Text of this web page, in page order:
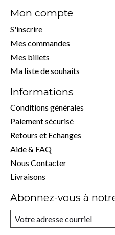
Mon compte
S'inscrire
Mes commandes
Mes billets
Ma liste de souhaits
Informations
Conditions générales
Paiement sécurisé
Retours et Echanges
Aide & FAQ
Nous Contacter
Livraisons
Abonnez-vous à